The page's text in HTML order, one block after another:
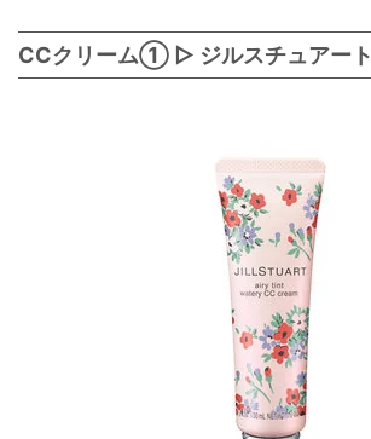
CCクリーム① ▷ ジルスチュアート